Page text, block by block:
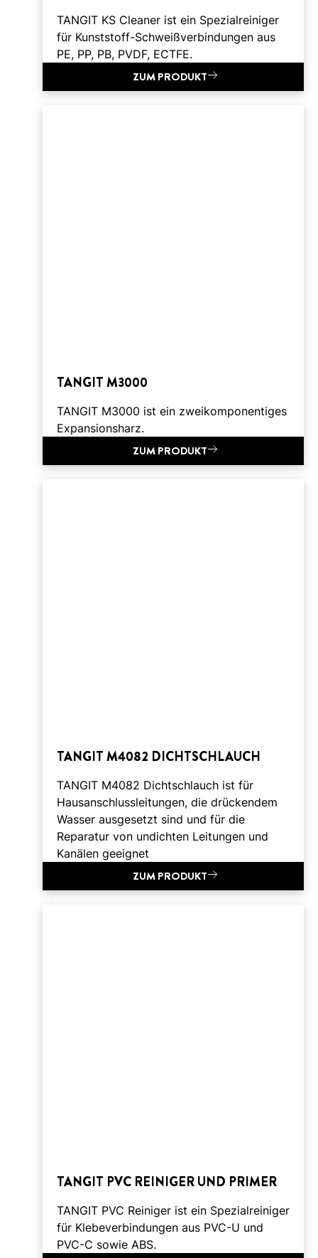
TANGIT KS Cleaner ist ein Spezialreiniger
für Kunststoff-Schweißverbindungen aus
PE, PP, PB, PVDF, ECTFE.
ZUM PRODUKT
TANGIT M3000
TANGIT M3000 ist ein zweikomponentiges
Expansionsharz.
ZUM PRODUKT
TANGIT M4082 DICHTSCHLAUCH
TANGIT M4082 Dichtschlauch ist für
Hausanschlussleitungen, die drückendem
Wasser ausgesetzt sind und für die
Reparatur von undichten Leitungen und
Kanälen geeignet
ZUM PRODUKT
TANGIT PVC REINIGER UND PRIMER
TANGIT PVC Reiniger ist ein Spezialreiniger
für Klebeverbindungen aus PVC-U und
PVC-C sowie ABS.